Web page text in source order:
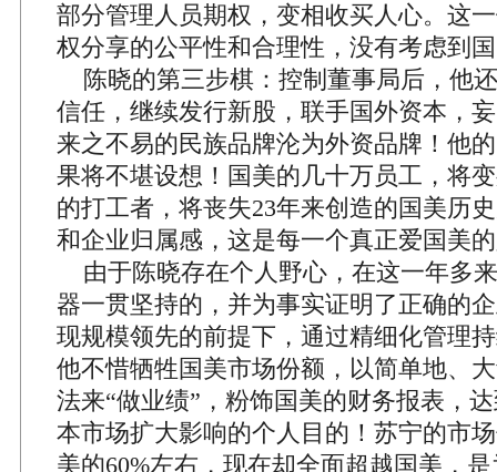
部分管理人员期权，变相收买人心。这
权分享的公平性和合理性，没有考虑到
陈晓的第三步棋：控制董事局后，他
信任，继续发行新股，联手国外资本，
来之不易的民族品牌沦为外资品牌！他
果将不堪设想！国美的几十万员工，将
的打工者，将丧失23年来创造的国美历
和企业归属感，这是每一个真正爱国美
由于陈晓存在个人野心，在这一年多
器一贯坚持的，并为事实证明了正确的
现规模领先的前提下，通过精细化管理
他不惜牺牲国美市场份额，以简单地、
法来“做业绩”，粉饰国美的财务报表，
本市场扩大影响的个人目的！苏宁的市
美的60%左右，现在却全面超越国美，